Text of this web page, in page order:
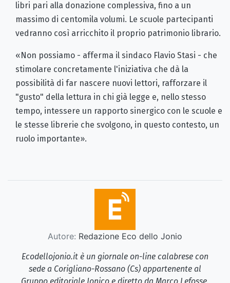
libri pari alla donazione complessiva, fino a un
massimo di centomila volumi. Le scuole partecipanti
vedranno così arricchito il proprio patrimonio librario.
«Non possiamo - afferma il sindaco Flavio Stasi - che
stimolare concretamente l'iniziativa che dà la
possibilità di far nascere nuovi lettori, rafforzare il
"gusto" della lettura in chi già legge e, nello stesso
tempo, intessere un rapporto sinergico con le scuole e
le stesse librerie che svolgono, in questo contesto, un
ruolo importante».
Autore: Redazione Eco dello Jonio
Ecodellojonio.it è un giornale on-line calabrese con
sede a Corigliano-Rossano (Cs) appartenente al